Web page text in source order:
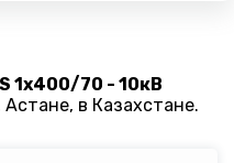
1х400/70 - 10кВ
в Казахстане.